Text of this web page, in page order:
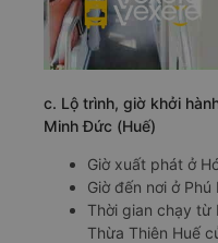
c. Lộ trình, giờ khởi
Minh Đức (Huế)
Giờ xuất phát ở
Giờ đến nơi ở
Thời gian chạy từ
Thừa Thiên Huế